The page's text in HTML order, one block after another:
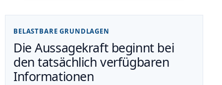
BELASTBARE GRUNDLAGEN
Die Aussagekraft beginnt bei
den tatsächlich verfügbaren
Informationen